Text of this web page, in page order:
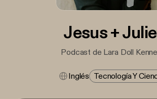
Jesus +
Podcast de Lara Doll
Inglés Tecnología Y